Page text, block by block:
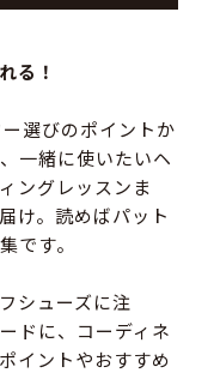
る！
選びのポイントか
一緒に使いたいヘ
ングレッスンま
け。読めばパット
です。
シューズに注
ドに、コーディネ
イントやおすすめ